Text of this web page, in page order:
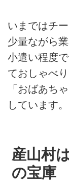
いまではチ
少量ながら
小遣い程度
ておしゃべ
「おばあち
しています。
産山村
の宝庫